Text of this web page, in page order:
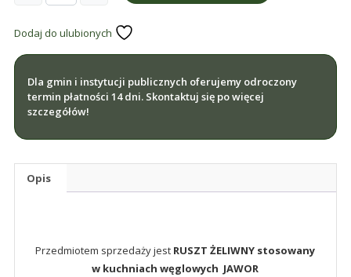
zamienne.
Jawor
mały
cm
Dodaj do ulubionych
Dla gmin i instytucji publicznych oferujemy odroczony
termin płatności 14 dni. Skontaktuj się po więcej
szczegółów!
Opis
Przedmiotem sprzedaży jest RUSZT ŻELIWNY stosowany
w kuchniach węglowych JAWOR